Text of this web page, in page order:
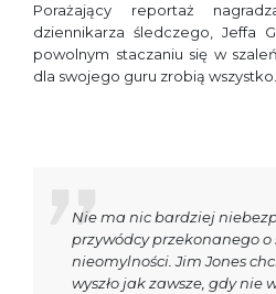
Porażający reportaż
dziennikarza śledczego, Jeffa
powolnym staczaniu się w
dla swojego guru zrobią wszystko.
Nie ma nic bardziej
przywódcy przekonanego o
nieomylności. Jim Jones
wyszło jak zawsze, gdy nie